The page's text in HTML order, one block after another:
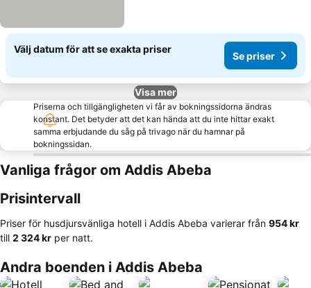
Välj datum för att se exakta priser
Se priser
Visa mer
Priserna och tillgängligheten vi får av bokningssidorna ändras
konstant. Det betyder att det kan hända att du inte hittar exakt
samma erbjudande du såg på trivago när du hamnar på
bokningssidan.
Vanliga frågor om Addis Abeba
Prisintervall
Priser för husdjursvänliga hotell i Addis Abeba varierar från ‎954 kr
till ‎2 324 kr per natt.
Andra boenden i Addis Abeba